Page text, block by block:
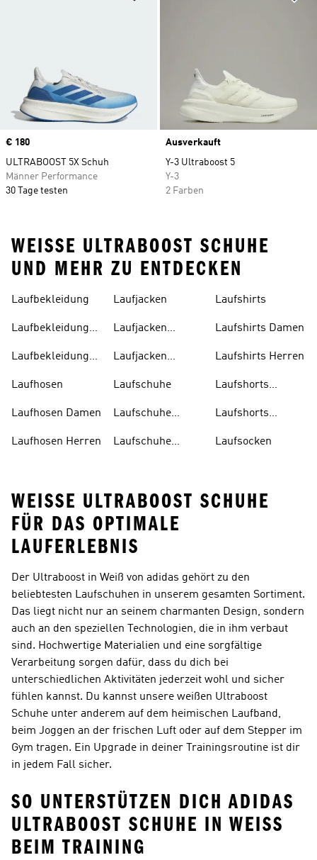
Price
€ 180
ULTRABOOST 5X Schuh
Männer Performance
30 Tage testen
Ausverkauft
Y-3 Ultraboost 5
Y-3
2 Farben
WEISSE ULTRABOOST SCHUHE U
ND MEHR ZU ENTDECKEN
Laufbekleidung
Laufbekleidung
Laufbekleidung
Laufhosen
Laufhosen Damen
Laufhosen Herren
Laufjacken
Laufjacken
Laufjacken
Laufschuhe
Laufschuhe
Laufschuhe
Laufshirts
Laufshirts Damen
Laufshirts Herren
Laufshorts
Laufshorts
Laufsocken
WEISSE ULTRABOOST SCHUHE F
ÜR DAS OPTIMALE L
AUFERLEBNIS
Der Ultraboost in Weiß von adidas gehört zu den
beliebtesten Laufschuhen in unserem gesamten Sortiment.
Das liegt nicht nur an seinem charmanten Design, sondern
auch an den speziellen Technologien, die in ihm verbaut
sind. Hochwertige Materialien und eine sorgfältige
Verarbeitung sorgen dafür, dass du dich bei
unterschiedlichen Aktivitäten jederzeit wohl und sicher
fühlen kannst. Du kannst unsere weißen Ultraboost
Schuhe unter anderem auf dem heimischen Laufband,
beim Joggen an der frischen Luft oder auf dem Stepper im
Gym tragen. Ein Upgrade in deiner Trainingsroutine ist dir
in jedem Fall sicher.
SO UNTERSTÜTZEN DICH ADIDAS
ULTRABOOST SCHUHE IN WEISS B
EIM TRAINING